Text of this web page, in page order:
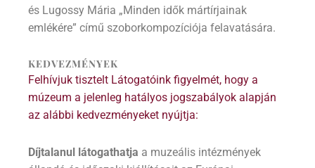
és Lugossy Mária „Minden idők mártírjainak
emlékére” című szoborkompozíciója felavatására.
KEDVEZMÉNYEK
Felhívjuk tisztelt Látogatóink figyelmét, hogy a
múzeum a jelenleg hatályos jogszabályok alapján
az alábbi kedvezményeket nyújtja:
Díjtalanul látogathatja a muzeális intézmények